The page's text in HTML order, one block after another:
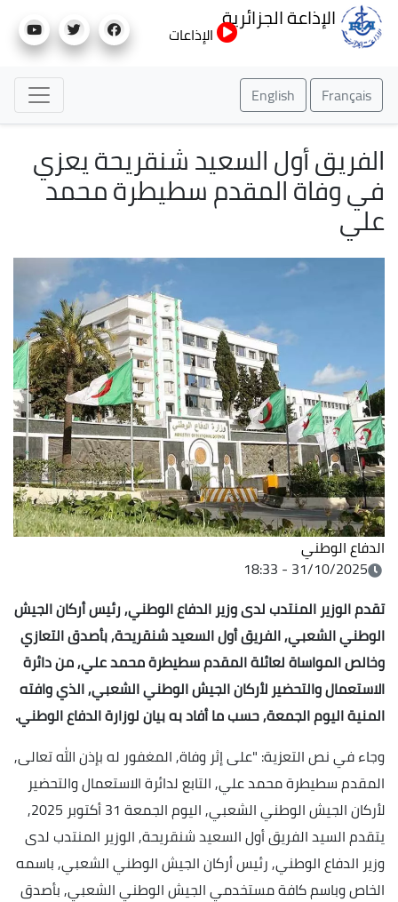
إلى
الإذاعة الجزائرية
الإذاعات
Français
English
الفريق أول السعيد شنقريحة يعزي
في وفاة المقدم سطيطرة محمد
علي
الدفاع الوطني
31/10/2025 - 18:33
تقدم الوزير المنتدب لدى وزير الدفاع الوطني, رئيس أركان الجيش
الوطني الشعبي, الفريق أول السعيد شنقريحة, بأصدق التعازي
وخالص المواساة لعائلة المقدم سطيطرة محمد علي, من دائرة
الاستعمال والتحضير لأركان الجيش الوطني الشعبي, الذي وافته
المنية اليوم الجمعة, حسب ما أفاد به بيان لوزارة الدفاع الوطني.
وجاء في نص التعزية: "على إثر وفاة, المغفور له بإذن الله تعالى,
المقدم سطيطرة محمد علي, التابع لدائرة الاستعمال والتحضير
لأركان الجيش الوطني الشعبي, اليوم الجمعة 31 أكتوبر 2025,
يتقدم السيد الفريق أول السعيد شنقريحة, الوزير المنتدب لدى
وزير الدفاع الوطني, رئيس أركان الجيش الوطني الشعبي, باسمه
الخاص وباسم كافة مستخدمي الجيش الوطني الشعبي, بأصدق